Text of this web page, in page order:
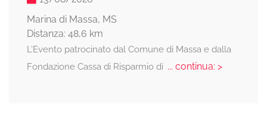
Marina di Massa, MS
Distanza: 48,6 km
L’Evento patrocinato dal Comune di Massa e dalla
Fondazione Cassa di Risparmio di ... continua: >